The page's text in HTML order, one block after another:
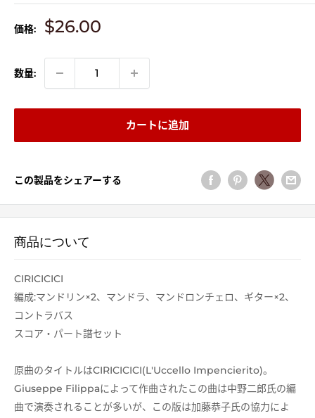
価格:
販
価
格
$26.00
数量:
カートに追加
この製品をシェアーする
商品について
CIRICICICI
編成:マンドリン×2、マンドラ、マンドロンチェロ、ギター×2、
コントラバス
スコア・パート譜セット
原曲のタイトルはCIRICICICI(L'Uccello Impencierito)。
Giuseppe Filippaによって作曲されたこの曲は中野二郎氏の編
曲で演奏されることが多いが、この版は加藤恭子氏の協力によ